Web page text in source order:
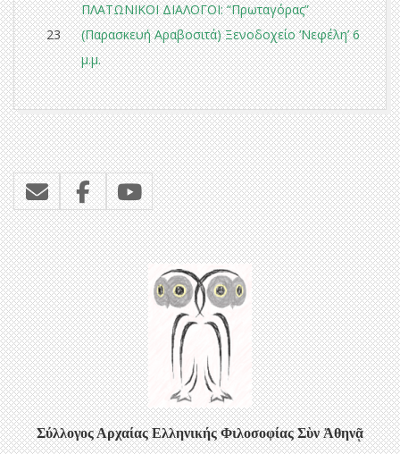
23
ΠΛΑΤΩΝΙΚΟΙ ΔΙΑΛΟΓΟΙ: “Πρωταγόρας”
(Παρασκευή Αραβοσιτά) Ξενοδοχείο ‘Νεφέλη’ 6
μ.μ.
2017-
10-
03
Σύλλογος Αρχαίας Ελληνικής Φιλοσοφίας Σὺν Ἀθηνᾷ